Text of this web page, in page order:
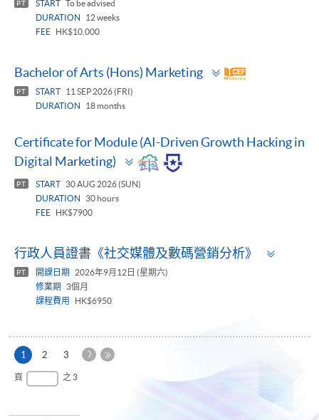
PT START To be advised
DURATION
12 weeks
FEE
HK$10,000
Bachelor of Arts (Hons) Marketing
Toggle
panel
PT START
11 SEP 2026 (FRI)
DURATION
18 months
Certificate for Module (AI-Driven Growth Hacking in
Digital Marketing)
Toggle
panel
PT START
30 AUG 2026 (SUN)
DURATION
30 hours
FEE
HK$7900
行政人員證書《社交媒體及數碼營銷分析》
PT 開課日期
2026年9月12日 (星期六)
修業期
3個月
課程費用
HK$6950
1
本
頁
2 3
下
頁 之 3